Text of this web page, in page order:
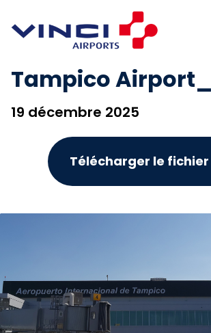
Tampico
19 décembre 2025
Télécharger le fichier